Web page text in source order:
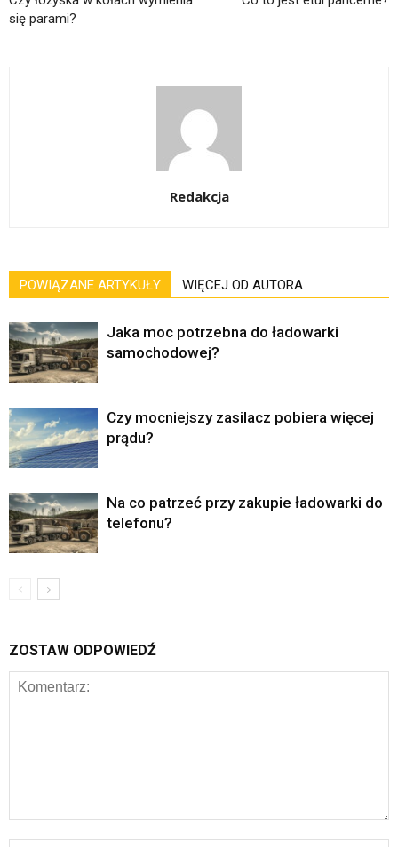
się parami?
Redakcja
POWIĄZANE ARTYKUŁY WIĘCEJ OD AUTORA
Jaka moc potrzebna do ładowarki
samochodowej?
Czy mocniejszy zasilacz pobiera więcej
prądu?
Na co patrzeć przy zakupie ładowarki do
telefonu?
ZOSTAW ODPOWIEDŹ